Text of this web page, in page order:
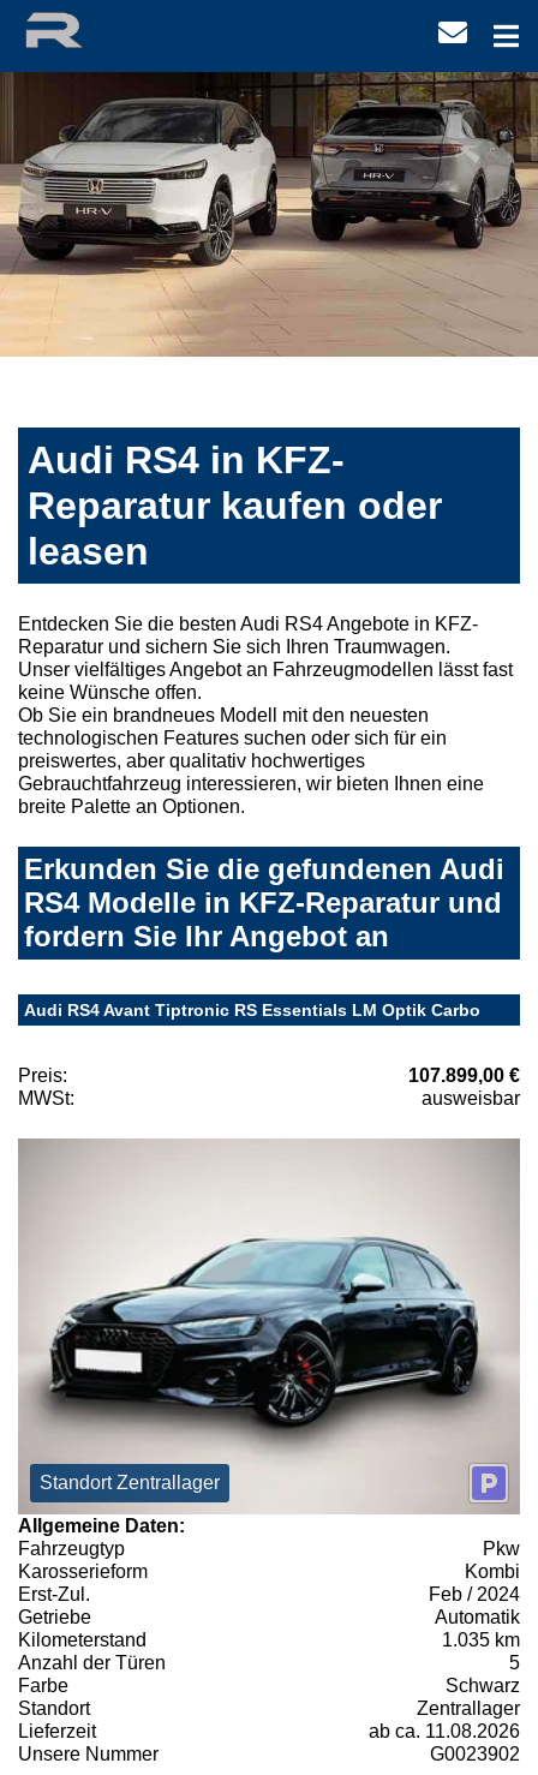
Audi RS4 in KFZ-
Reparatur kaufen oder
leasen
Entdecken Sie die besten Audi RS4 Angebote in KFZ-
Reparatur und sichern Sie sich Ihren Traumwagen.
Unser vielfältiges Angebot an Fahrzeugmodellen lässt fast
keine Wünsche offen.
Ob Sie ein brandneues Modell mit den neuesten
technologischen Features suchen oder sich für ein
preiswertes, aber qualitativ hochwertiges
Gebrauchtfahrzeug interessieren, wir bieten Ihnen eine
breite Palette an Optionen.
Erkunden Sie die gefundenen Audi
RS4 Modelle in KFZ-Reparatur und
fordern Sie Ihr Angebot an
Audi RS4 Avant Tiptronic RS Essentials LM Optik Carbo
Preis:
107.899,00 €
MWSt:
ausweisbar
Standort Zentrallager
Allgemeine Daten:
Fahrzeugtyp
Pkw
Karosserieform
Kombi
Erst-Zul.
Feb / 2024
Getriebe
Automatik
Kilometerstand
1.035 km
Anzahl der Türen
5
Farbe
Schwarz
Standort
Zentrallager
Lieferzeit
ab ca. 11.08.2026
Unsere Nummer
G0023902